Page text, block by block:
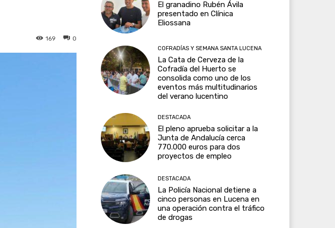
0
169
El granadino Rubén Ávila
presentado en Clínica
Eliossana
COFRADÍAS Y SEMANA SANTA LUCENA
La Cata de Cerveza de la
Cofradía del Huerto se
consolida como uno de los
eventos más multitudinarios
del verano lucentino
DESTACADA
El pleno aprueba solicitar a la
Junta de Andalucía cerca
770.000 euros para dos
proyectos de empleo
DESTACADA
La Policía Nacional detiene a
cinco personas en Lucena en
una operación contra el tráfico
de drogas